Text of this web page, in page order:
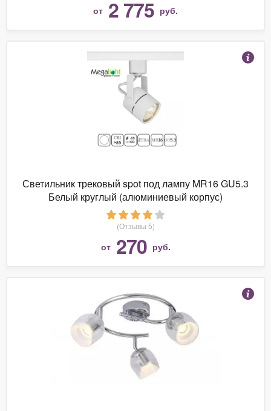
от 2 775 руб.
Светильник трековый spot под лампу MR16 GU5.3
Белый круглый (алюминиевый корпус)
(Отзывы 5)
от 270 руб.